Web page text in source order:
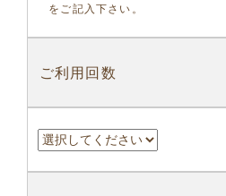
をご記入下さい。
ご利用回数